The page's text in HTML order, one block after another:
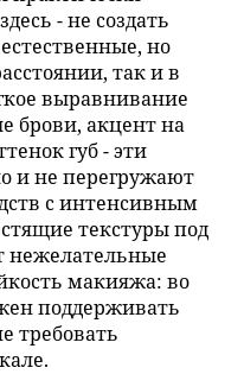
- не создать
но
так и в
выравнивание
брови, акцент на
губ - эти
и не перегружают
с интенсивным
текстуры под
нежелательные
макияжа: во
поддерживать
требовать